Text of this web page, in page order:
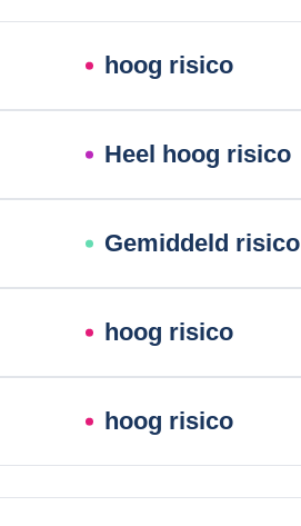
hoog risico
Heel hoog risico
Gemiddeld risico
hoog risico
hoog risico